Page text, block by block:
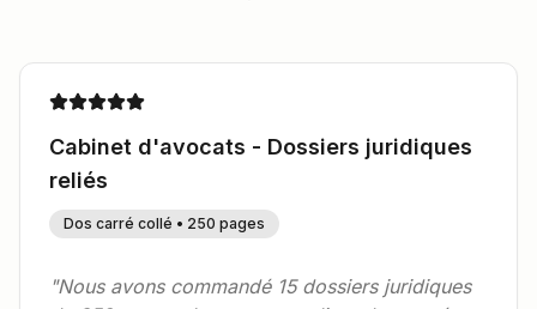
Cabinet d'avocats - Dossiers juridiques
reliés
Dos carré collé • 250 pages
"Nous avons commandé 15 dossiers juridiques